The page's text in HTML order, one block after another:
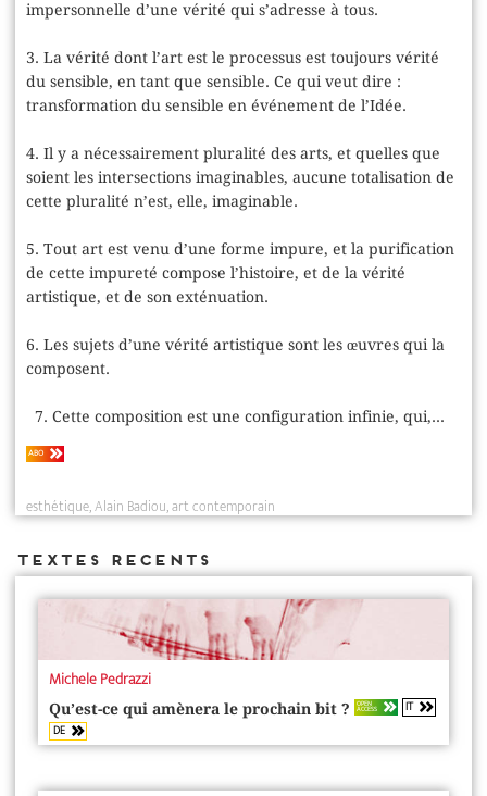
impersonnelle d’une vérité qui s’adresse à tous.
3. La vérité dont l’art est le processus est toujours vérité
du sensible, en tant que sensible. Ce qui veut dire :
transformation du sensible en événement de l’Idée.
4. Il y a nécessairement pluralité des arts, et quelles que
soient les intersections imaginables, aucune totalisation de
cette pluralité n’est, elle, imaginable.
5. Tout art est venu d’une forme impure, et la purification
de cette impureté compose l’histoire, et de la vérité
artistique, et de son exténuation.
6. Les sujets d’une vérité artistique sont les œuvres qui la
composent.
7. Cette composition est une configuration infinie, qui,...
ABO
esthétique Alain Badiou art contemporain
Textes recents
Michele Pedrazzi
Qu’est-ce qui amènera le prochain bit ? OPEN
ACCESS
IT
DE